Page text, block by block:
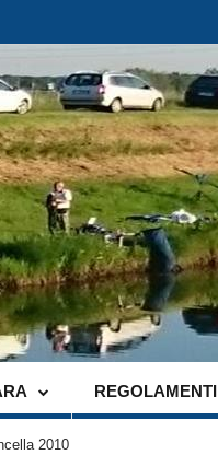
REGOLAMENTI
2010